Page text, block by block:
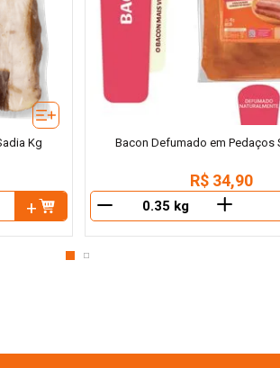
Kg Bacon Defumado em Pedaços
R$ 34,90
＋